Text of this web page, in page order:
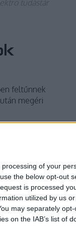
of your
the below opt-out
is processed
utilized by us
may separately
on the IAB’s list of
tudástár
feltűnnek
megéri
3komment
solaris man